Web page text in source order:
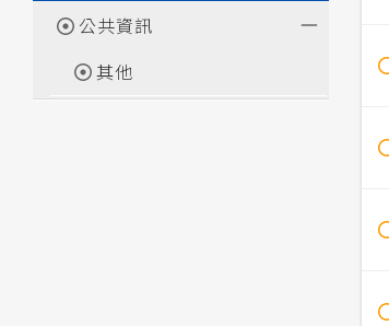
公共資訊
其他